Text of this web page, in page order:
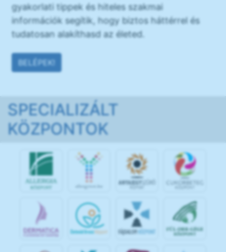
gyakorlati tippek és hiteles szakmai
információk segítik, hogy biztos háttérrel és
tudatosan alakíthasd az életed.
BELÉPEK!
SPECIALIZÁLT
KÖZPONTOK